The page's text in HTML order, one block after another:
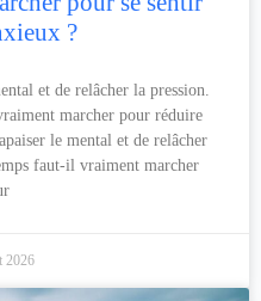
?
et de relâcher la pression.
marcher pour réduire
le mental et de relâcher
faut-il vraiment marcher
2026